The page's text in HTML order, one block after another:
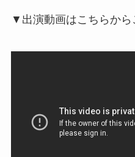
▼出演動画はこちらから